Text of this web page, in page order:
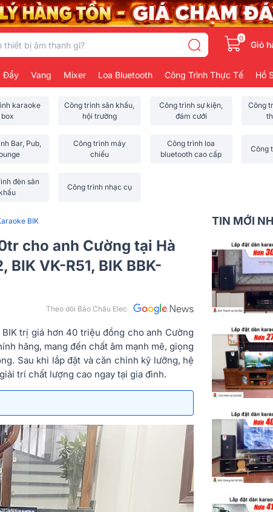
0
Giỏ
Đẩy Vang Mixer Loa Bluetooth Công Trình Thực Tế Hồ
karaoke
box
Công trình sân khấu,
hội trường
Công trình sự kiện,
đám cưới
Công
Bar, Pub,
Công trình máy
chiếu
Công trình loa
bluetooth cao cấp
Công
đèn sân
khấu
Công trình nhạc cụ
BIK
cho anh Cường tại Hà
BIK VK-R51, BIK BBK-
Theo dõi Bảo Châu Elec
BIK trị giá hơn 40 triệu đồng cho anh Cường
hãng, mang đến chất âm mạnh mẽ, giọng
Sau khi lắp đặt và căn chỉnh kỹ lưỡng, hệ
trí chất lượng cao ngay tại gia đình.
TIN MỚI